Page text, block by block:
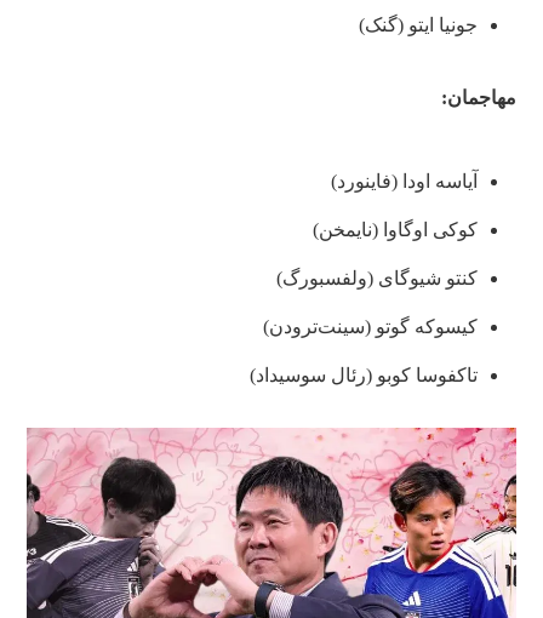
جونیا ایتو (گنک)
مهاجمان:
آیاسه اودا (فاینورد)
کوکی اوگاوا (نایمخن)
کنتو شیوگای (ولفسبورگ)
کیسوکه گوتو (سینت‌ترودن)
تاکفوسا کوبو (رئال سوسیداد)